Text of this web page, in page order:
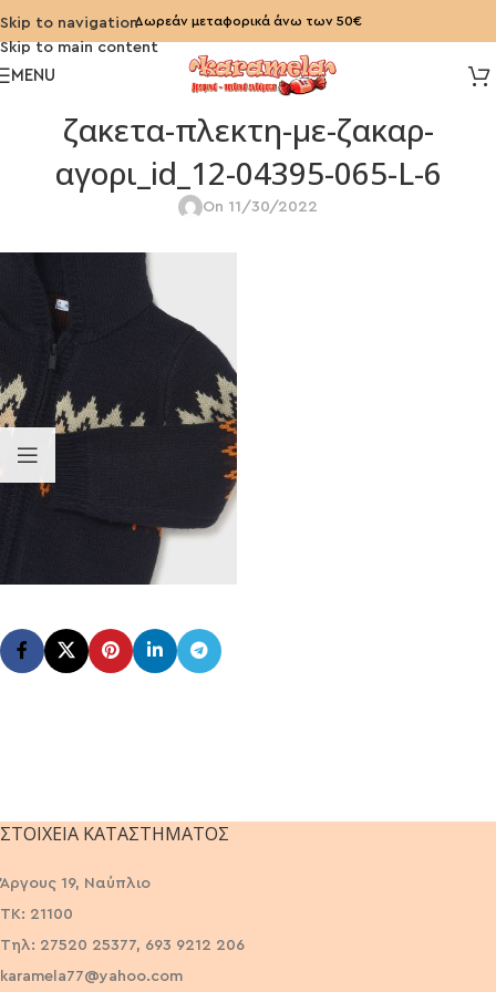
Skip to navigation
Skip to main content
Δωρεάν μεταφορικά άνω των 50€
MENU
ζακετα-πλεκτη-με-ζακαρ-
αγορι_id_12-04395-065-L-6
On 11/30/2022
ΣΤΟΙΧΕΊΑ ΚΑΤΑΣΤΉΜΑΤΟΣ
Άργους 19, Ναύπλιο
ΤΚ: 21100
Τηλ: 27520 25377, 693 9212 206
karamela77@yahoo.com